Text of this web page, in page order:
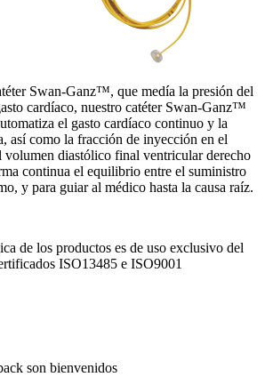
Swan-Ganz™, que medía la presión del
cardíaco, nuestro catéter Swan-Ganz™
el gasto cardíaco continuo y la
así como la fracción de inyección en el
volumen diastólico final ventricular derecho
continua el equilibrio entre el suministro
y para guiar al médico hasta la causa raíz.
de los productos es de uso exclusivo del
ISO13485 e ISO9001
son bienvenidos